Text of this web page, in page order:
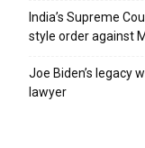
India’s Supreme
style order against
Joe Biden’s legacy
lawyer